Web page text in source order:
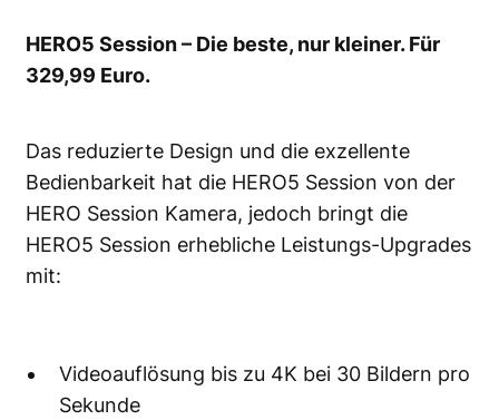
HERO5 Session – Die beste, nur kleiner. Für
329,99 Euro.
Das reduzierte Design und die exzellente
Bedienbarkeit hat die HERO5 Session von der
HERO Session Kamera, jedoch bringt die
HERO5 Session erhebliche Leistungs-Upgrades
mit:
Videoauflösung bis zu 4K bei 30 Bildern pro
Sekunde